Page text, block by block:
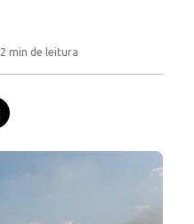
2 min de leitura